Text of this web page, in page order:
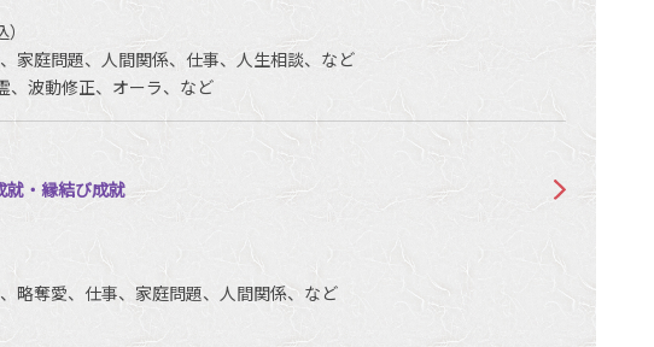
家庭問題、人間関係、仕事、人生相談、など
、波動修正、オーラ、など
就・縁結び成就
略奪愛、仕事、家庭問題、人間関係、など